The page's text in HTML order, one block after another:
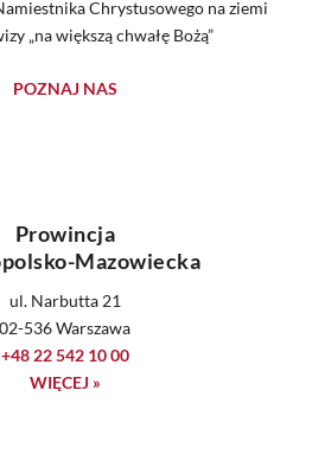
Chrystusowego na ziemi
„na większą chwałę Bożą”
POZNAJ NAS
Prowincja
Mazowiecka
ul. Narbutta 21
02-536 Warszawa
+48 22 542 10 00
WIĘCEJ »